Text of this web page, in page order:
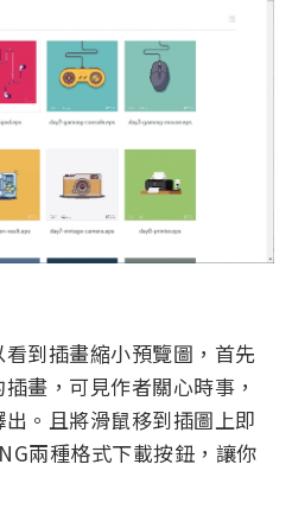
到插畫縮小預覽圖，首先
畫，可見作者關心時事，
。且將滑鼠移到插圖上即
兩種格式下載按鈕，讓你